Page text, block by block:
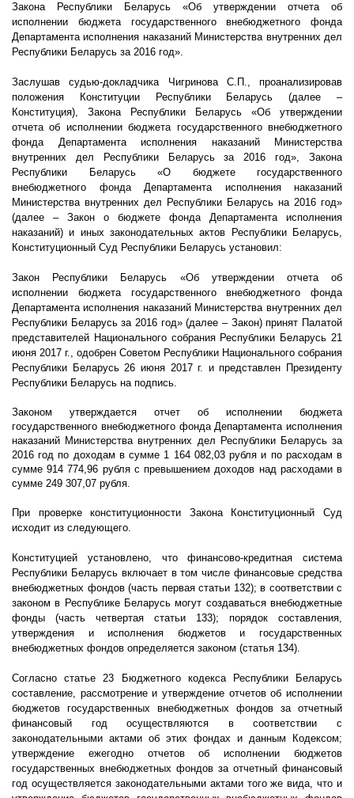
Закона Республики Беларусь «Об утверждении отчета об
исполнении бюджета государственного внебюджетного фонда
Департамента исполнения наказаний Министерства внутренних дел
Республики Беларусь за 2016 год».
Заслушав судью-докладчика Чигринова С.П., проанализировав
положения Конституции Республики Беларусь (далее –
Конституция), Закона Республики Беларусь «Об утверждении
отчета об исполнении бюджета государственного внебюджетного
фонда Департамента исполнения наказаний Министерства
внутренних дел Республики Беларусь за 2016 год», Закона
Республики Беларусь «О бюджете государственного
внебюджетного фонда Департамента исполнения наказаний
Министерства внутренних дел Республики Беларусь на 2016 год»
(далее – Закон о бюджете фонда Департамента исполнения
наказаний) и иных законодательных актов Республики Беларусь,
Конституционный Суд Республики Беларусь установил:
Закон Республики Беларусь «Об утверждении отчета об
исполнении бюджета государственного внебюджетного фонда
Департамента исполнения наказаний Министерства внутренних дел
Республики Беларусь за 2016 год» (далее – Закон) принят Палатой
представителей Национального собрания Республики Беларусь 21
июня 2017 г., одобрен Советом Республики Национального собрания
Республики Беларусь 26 июня 2017 г. и представлен Президенту
Республики Беларусь на подпись.
Законом утверждается отчет об исполнении бюджета
государственного внебюджетного фонда Департамента исполнения
наказаний Министерства внутренних дел Республики Беларусь за
2016 год по доходам в сумме 1 164 082,03 рубля и по расходам в
сумме 914 774,96 рубля с превышением доходов над расходами в
сумме 249 307,07 рубля.
При проверке конституционности Закона Конституционный Суд
исходит из следующего.
Конституцией установлено, что финансово-кредитная система
Республики Беларусь включает в том числе финансовые средства
внебюджетных фондов (часть первая статьи 132); в соответствии с
законом в Республике Беларусь могут создаваться внебюджетные
фонды (часть четвертая статьи 133); порядок составления,
утверждения и исполнения бюджетов и государственных
внебюджетных фондов определяется законом (статья 134).
Согласно статье 23 Бюджетного кодекса Республики Беларусь
составление, рассмотрение и утверждение отчетов об исполнении
бюджетов государственных внебюджетных фондов за отчетный
финансовый год осуществляются в соответствии с
законодательными актами об этих фондах и данным Кодексом;
утверждение ежегодно отчетов об исполнении бюджетов
государственных внебюджетных фондов за отчетный финансовый
год осуществляется законодательными актами того же вида, что и